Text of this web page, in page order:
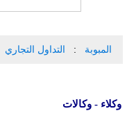
المبوبة التداول التجاري
وكلاء - وكالات